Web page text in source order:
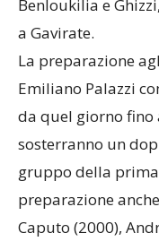
a Gavirate.
La preparazione
Emiliano Palazzi
da quel giorno fino
sosterranno un
gruppo della prima
preparazione
Caputo (2000),
Negri (1998) e